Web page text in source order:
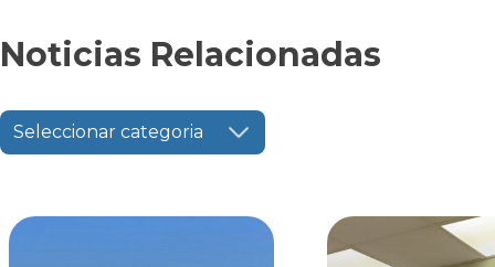
Noticias Relacionadas
Seleccionar categoria